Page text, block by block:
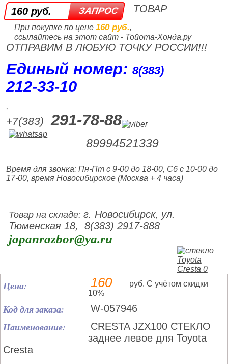
160 руб.
При покупке по цене 160 руб.,
ссылайтесь на этот сайт - Тойота-Хонда.ру
ТОВАР
ОТПРАВИМ В ЛЮБУЮ ТОЧКУ РОССИИ!!!
Единый номер:8(383)
212‑33‑10
,
+7(383) 291-78-88
89994521339
Время для звонка: Пн-Пт с 9-00 до 18-00, Сб с 10-00 до
17-00, время Новосибирское (Москва + 4 часа)
Товар на складе:г. Новосибирск, ул.
Тюменская 18, 8(383) 2917-888
japanrazbor@ya.ru
Цена: 160
руб. С учётом скидки
10%
Код для заказа: W-057946
Наименование:
CRESTA JZX100 СТЕКЛО
заднее левое для Toyota
Cresta